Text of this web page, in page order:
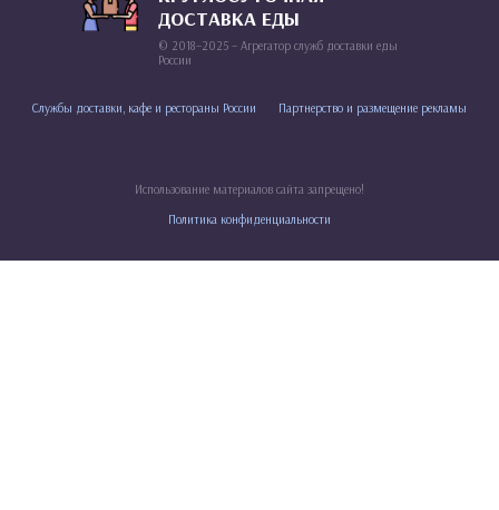
ДОСТАВКА ЕДЫ
© 2018–2025 – Агрегатор служб доставки еды
России
Службы доставки, кафе и рестораны России Партнерство и размещение рекламы
Использование материалов сайта запрещено!
Политика конфиденциальности